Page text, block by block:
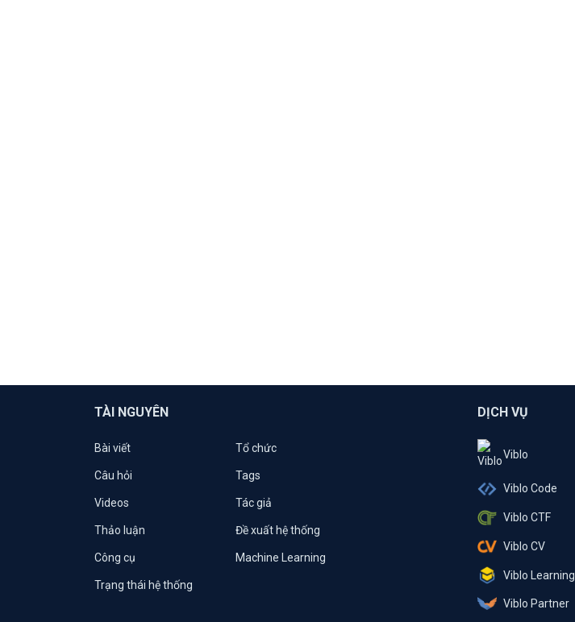
TÀI NGUYÊN
Bài viết Tổ chức
Câu hỏi Tags
Videos Tác giả
Thảo luận Đề xuất hệ thống
Công cụ Machine Learning
Trạng thái hệ thống
DỊCH VỤ
Viblo
Viblo Code
Viblo CTF
Viblo CV
Viblo Learning
Viblo Partner